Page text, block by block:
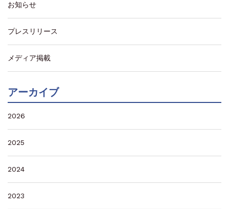
お知らせ
プレスリリース
メディア掲載
アーカイブ
2026
2025
2024
2023